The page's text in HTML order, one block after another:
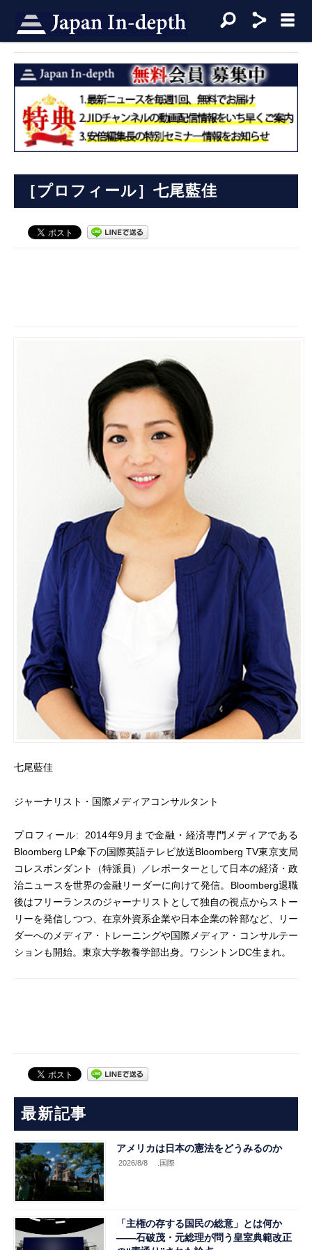
［プロフィール］七尾藍佳
七尾藍佳
ジャーナリスト・国際メディアコンサルタント
プロフィール: 2014年9月まで金融・経済専門メディアである
Bloomberg LP傘下の国際英語テレビ放送Bloomberg TV東京支局
コレスポンダント（特派員）／レポーターとして日本の経済・政
治ニュースを世界の金融リーダーに向けて発信。 Bloomberg退職
後はフリーランスのジャーナリストとして独自の視点からストー
リーを発信しつつ、在京外資系企業や日本企業の幹部など、リー
ダーへのメディア・トレーニングや国際メディア・コンサルテー
ションも開始。東京大学教養学部出身。ワシントンDC生まれ。
最新記事
アメリカは日本の憲法をどうみるのか
2026/8/8 .国際
「主権の存する国民の総意」とは何か
――石破茂・元総理が問う皇室典範改正